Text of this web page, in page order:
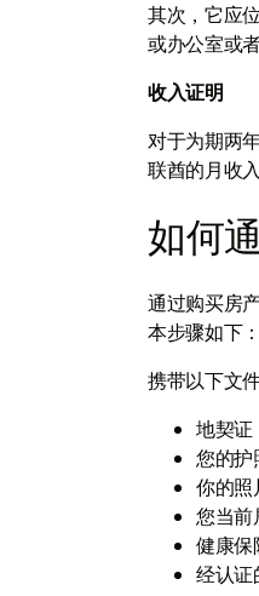
其次，它应
或办公室或
收入证明
对于为期两
联酋的月收
如何
通过购买房
本步骤如下：
携带以下文
地契证
您的护
你的照
您当前
健康保
经认证